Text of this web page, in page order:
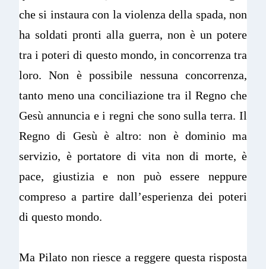
che si instaura con la violenza della spada, non
ha soldati pronti alla guerra, non è un potere
tra i poteri di questo mondo, in concorrenza tra
loro. Non è possibile nessuna concorrenza,
tanto meno una conciliazione tra il Regno che
Gesù annuncia e i regni che sono sulla terra. Il
Regno di Gesù è altro: non è dominio ma
servizio, è portatore di vita non di morte, è
pace, giustizia e non può essere neppure
compreso a partire dall’esperienza dei poteri
di questo mondo.
Ma Pilato non riesce a reggere questa risposta